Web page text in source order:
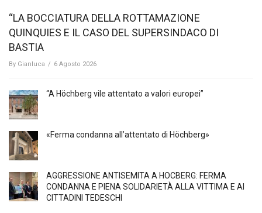
“LA BOCCIATURA DELLA ROTTAMAZIONE
QUINQUIES E IL CASO DEL SUPERSINDACO DI
BASTIA
By Gianluca / 6 Agosto 2026
“A Höchberg vile attentato a valori europei”
«Ferma condanna all’attentato di Höchberg»
AGGRESSIONE ANTISEMITA A HÖCBERG: FERMA
CONDANNA E PIENA SOLIDARIETÀ ALLA VITTIMA E AI
CITTADINI TEDESCHI